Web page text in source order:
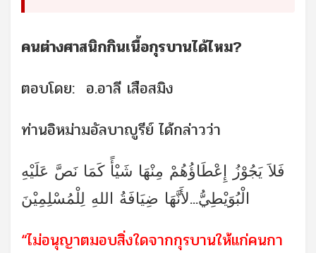
คนต่างศาสนิกกินเนื้อกุรบานได้ไหม?
ตอบโดย: อ.อาลี เสือสมิง
ท่านอิหม่ามอัลบาญูรีย์ ได้กล่าวว่า
فَلاَ يَجُوْزُ إِعْطَاؤُهُمْ مِنْهَا شَيْأً كَمَا نَصَّ عَلَيْهِ
الْبُوَيْطِيُّ...لأَنَّهَا ضِيَافَةُ اللهِ لِلْمُسْلِمِيْنَ
“ไม่อนุญาตมอบสิ่งใดจากกุรบานให้แก่คนกา